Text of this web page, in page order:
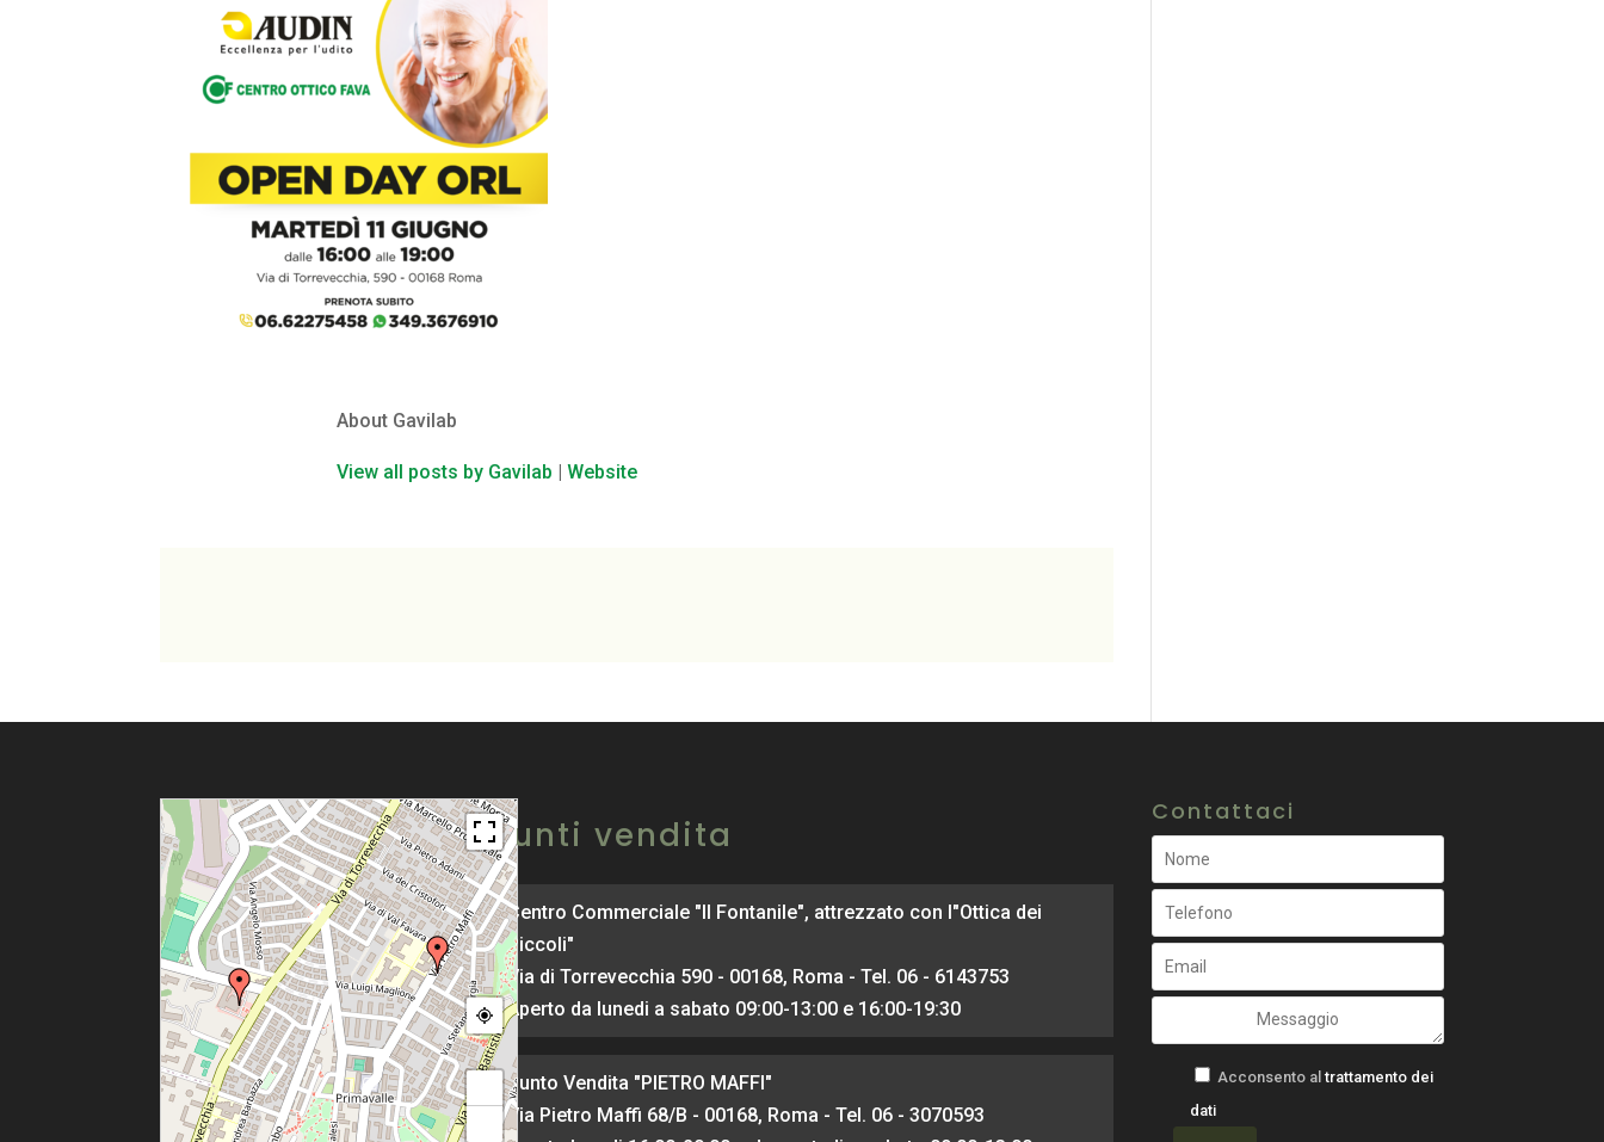
About Gavilab
View all posts by Gavilab |Website
Punti vendita
Centro Commerciale "Il Fontanile", attrezzato con l"Ottica dei
Piccoli"
Via di Torrevecchia 590 - 00168, Roma - Tel. 06 - 6143753
Aperto da lunedi a sabato 09:00-13:00 e 16:00-19:30
Punto Vendita "PIETRO MAFFI"
Via Pietro Maffi 68/B - 00168, Roma - Tel. 06 - 3070593
Contattaci
Acconsento al trattamento dei
dati